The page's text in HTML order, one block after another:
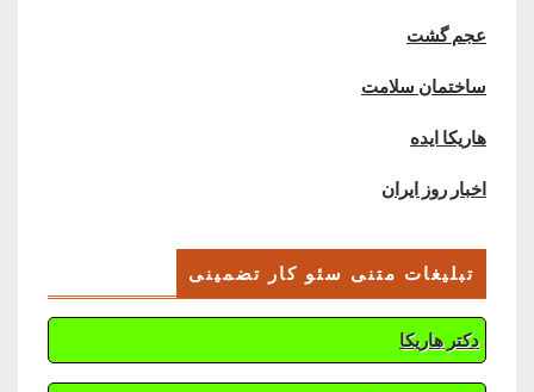
عجم گشت
ساختمان سلامت
هاریکا ایده
اخبار روز ایران
تبلیغات متنی سئو کار تضمینی
دکتر هاریکا